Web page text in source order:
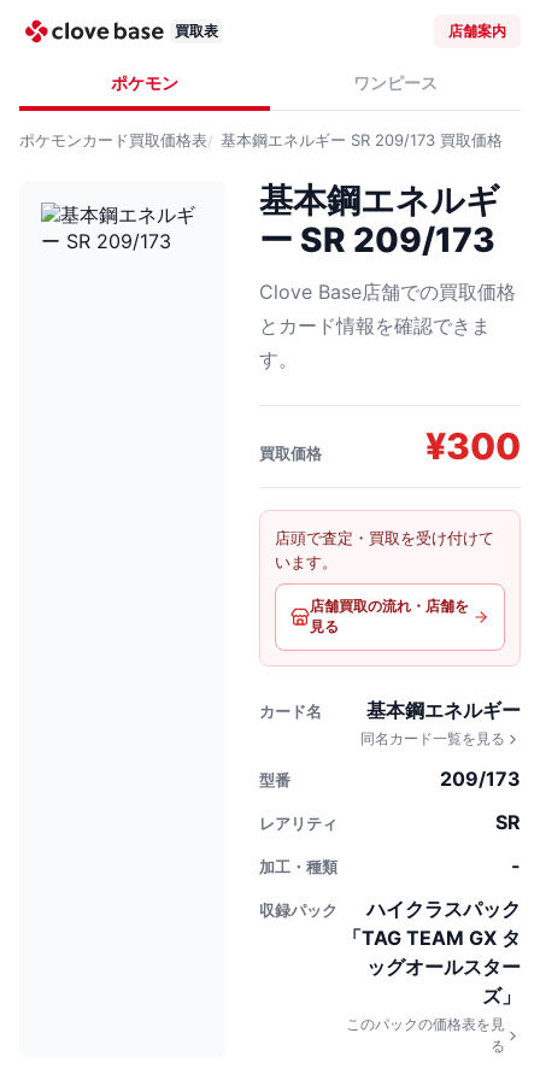
買取表 店舗案内
ポケモン ワンピース
ポケモンカード買取価格表 基本鋼エネルギー SR 209/173 買取価格
基本鋼エネルギ
ー SR 209/173
Clove Base店舗での買取価格
とカード情報を確認できま
す。
買取価格 ¥300
店頭で査定・買取を受け付けて
います。
店舗買取の流れ・店舗を
見る
カード名 基本鋼エネルギー
同名カード一覧を見る
型番 209/173
レアリティ SR
加工・種類 -
収録パック
ハイクラスパック
「TAG TEAM GX タ
ッグオールスター
ズ」
このパックの価格表を見
る